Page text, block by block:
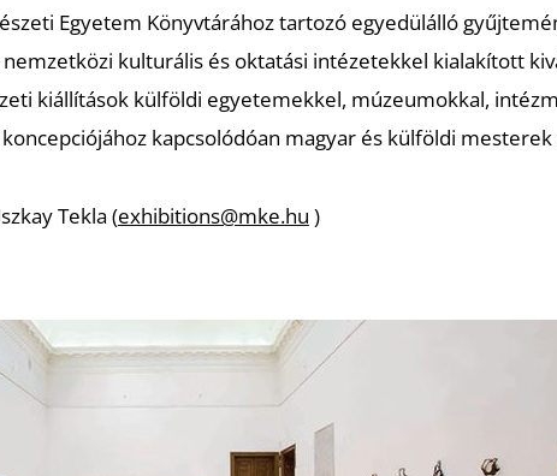
Egyetem Könyvtárához tartozó egyedülálló
kulturális és oktatási intézetekkel kialakított
kiállítások külföldi egyetemekkel, múzeumokkal,
kapcsolódóan magyar és külföldi
Tekla (exhibitions@mke.hu )